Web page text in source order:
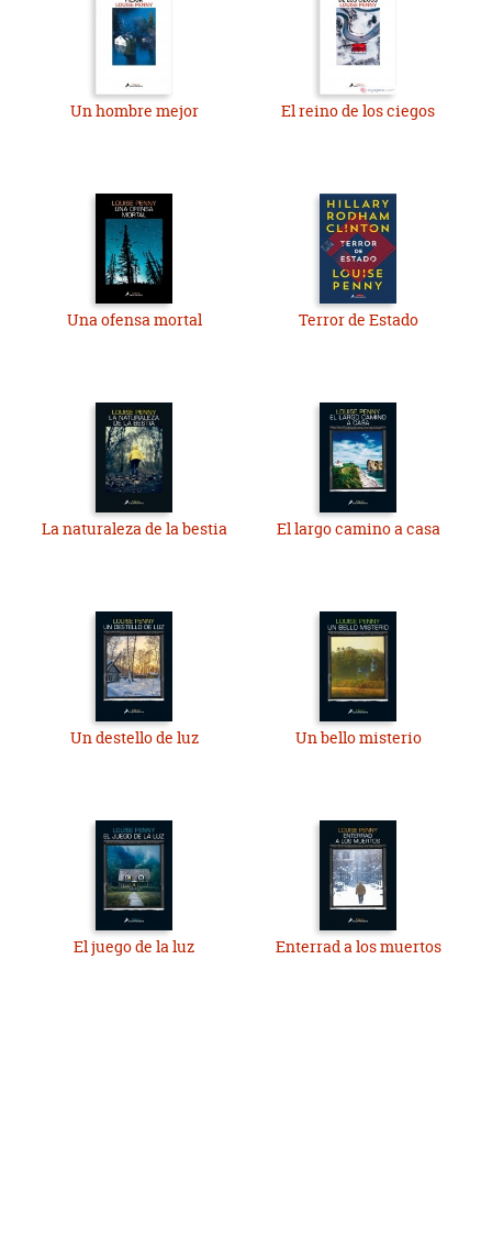
Un hombre mejor El reino de los ciegos
Una ofensa mortal Terror de Estado
La naturaleza de la bestia El largo camino a casa
Un destello de luz Un bello misterio
El juego de la luz Enterrad a los muertos